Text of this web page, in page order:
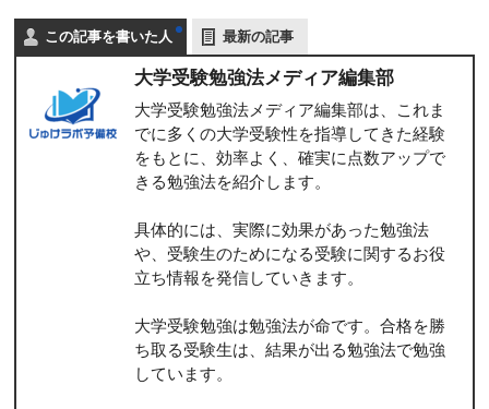
この記事を書いた人 最新の記事
大学受験勉強法メディア編集部
大学受験勉強法メディア編集部は、これま
でに多くの大学受験性を指導してきた経験
をもとに、効率よく、確実に点数アップで
きる勉強法を紹介します。
具体的には、実際に効果があった勉強法
や、受験生のためになる受験に関するお役
立ち情報を発信していきます。
大学受験勉強は勉強法が命です。合格を勝
ち取る受験生は、結果が出る勉強法で勉強
しています。